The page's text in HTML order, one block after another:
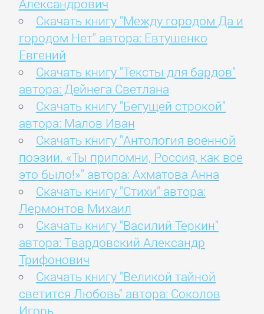
Александрович
Скачать книгу "Между городом Да и
городом Нет" автора: Евтушенко
Евгений
Скачать книгу "Тексты для бардов"
автора: Дейнега Светлана
Скачать книгу "Бегущей строкой"
автора: Малов Иван
Скачать книгу "Антология военной
поэзии. «Ты припомни, Россия, как все
это было!»" автора: Ахматова Анна
Скачать книгу "Стихи" автора:
Лермонтов Михаил
Скачать книгу "Василий Теркин"
автора: Твардовский Александр
Трифонович
Скачать книгу "Великой тайной
светится Любовь" автора: Соколов
Игорь